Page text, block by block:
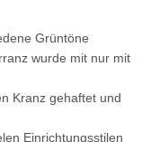
Grüntöne
wurde mit nur mit
Kranz gehaftet und
Einrichtungsstilen